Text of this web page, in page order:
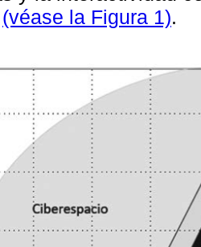
(véase la Figura 1).